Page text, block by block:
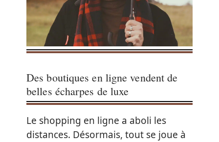
Des boutiques en ligne vendent de
belles écharpes de luxe
Le shopping en ligne a aboli les
distances. Désormais, tout se joue à